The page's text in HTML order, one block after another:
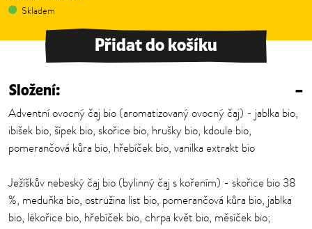
Skladem
Přidat do košíku
Složení: –
Adventní ovocný čaj bio (aromatizovaný ovocný čaj) - jablka bio,
ibišek bio, šípek bio, skořice bio, hrušky bio, kdoule bio,
pomerančová kůra bio, hřebíček bio, vanilka extrakt bio
Ježíškův nebeský čaj bio (bylinný čaj s kořením) - skořice bio 38
%, meduňka bio, ostružina list bio, pomerančová kůra bio, jablka
bio, lékořice bio, hřebíček bio, chrpa květ bio, měsíček bio;